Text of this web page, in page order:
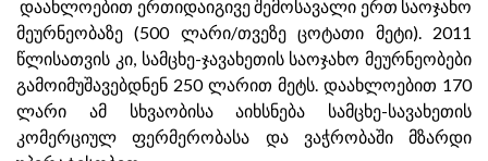
დაახლოებით ერთიდაიგივე შემოსავალი ერთ საოჯახო
მეურნეობაზე (500 ლარი/თვეზე ცოტათი მეტი). 2011
წლისათვის კი, სამცხე-ჯავახეთის საოჯახო მეურნეობები
გამოიმუშავებდნენ 250 ლარით მეტს. დაახლოებით 170
ლარი ამ სხვაობისა აიხსნება სამცხე-სავახეთის
კომერციულ ფერმერობასა და ვაჭრობაში მზარდი